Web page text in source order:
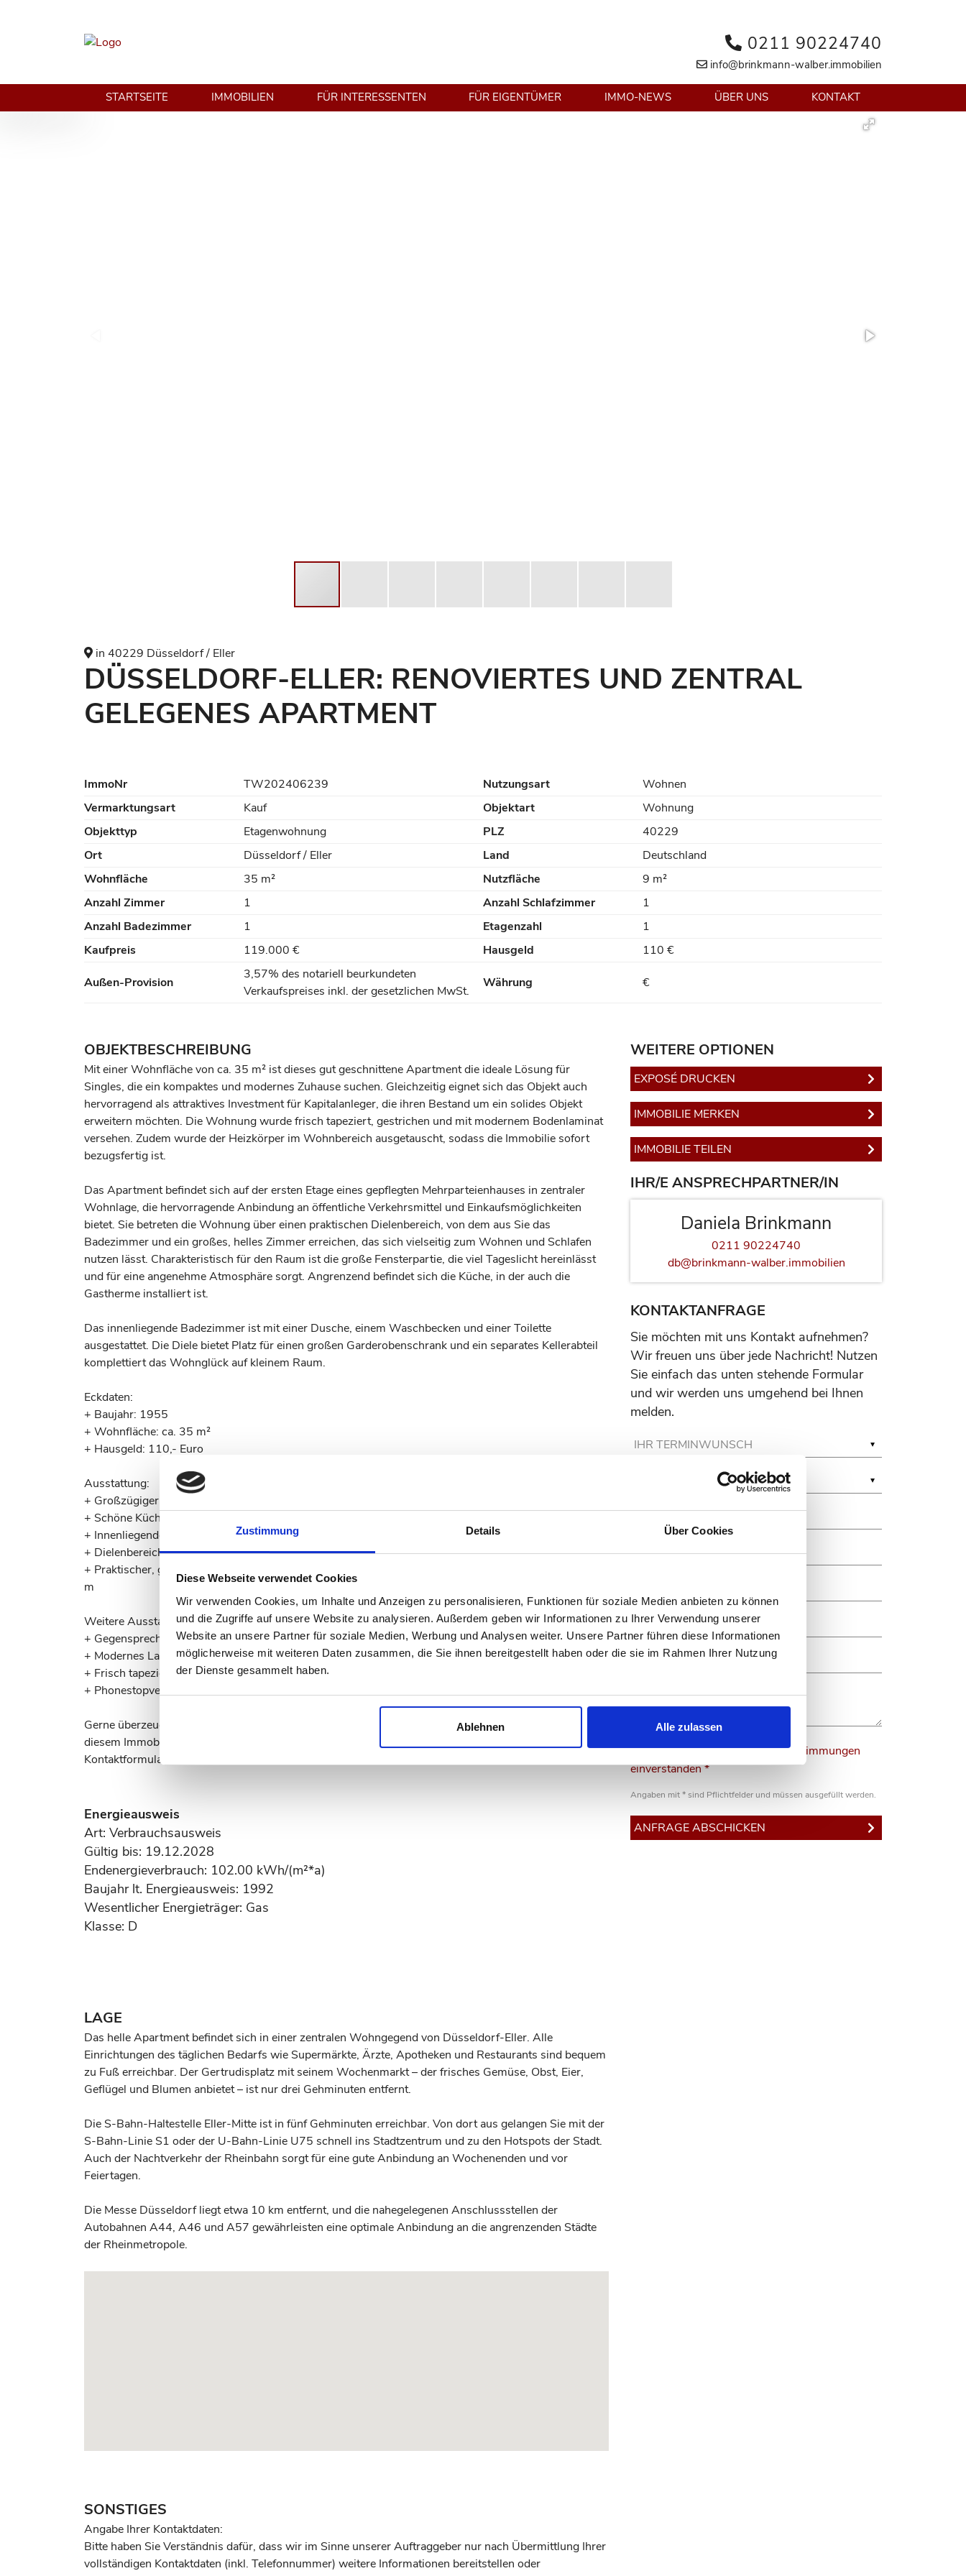
Zustimmung Details Über Cookies
Diese Webseite verwendet Cookies
Wir verwenden Cookies, um Inhalte und Anzeigen zu personalisieren, Funktionen für soziale Medien anbieten zu können
und die Zugriffe auf unsere Website zu analysieren. Außerdem geben wir Informationen zu Ihrer Verwendung unserer
Website an unsere Partner für soziale Medien, Werbung und Analysen weiter. Unsere Partner führen diese Informationen
möglicherweise mit weiteren Daten zusammen, die Sie ihnen bereitgestellt haben oder die sie im Rahmen Ihrer Nutzung
der Dienste gesammelt haben.
Ablehnen Alle zulassen
0211 90224740
info@brinkmann-walber.immobilien
STARTSEITE IMMOBILIEN FÜR INTERESSENTEN FÜR EIGENTÜMER IMMO-NEWS ÜBER UNS KONTAKT
in 40229 Düsseldorf / Eller
DÜSSELDORF-ELLER: RENOVIERTES UND ZENTRAL
GELEGENES APARTMENT
ImmoNr TW202406239 Nutzungsart
Wohnen
Vermarktungsart
Kauf Objektart
Wohnung
Objekttyp
Etagenwohnung PLZ
40229
Ort
Düsseldorf / Eller Land
Deutschland
Wohnfläche
35 m² Nutzfläche
9 m²
Anzahl Zimmer
1 Anzahl Schlafzimmer
1
Anzahl Badezimmer
1 Etagenzahl
1
Kaufpreis
119.000 € Hausgeld 110 €
Außen-Provision
3,57% des notariell beurkundeten
Verkaufspreises inkl. der gesetzlichen MwSt.
Währung €
OBJEKTBESCHREIBUNG
Mit einer Wohnfläche von ca. 35 m² ist dieses gut geschnittene Apartment die ideale Lösung für
Singles, die ein kompaktes und modernes Zuhause suchen. Gleichzeitig eignet sich das Objekt auch
hervorragend als attraktives Investment für Kapitalanleger, die ihren Bestand um ein solides Objekt
erweitern möchten. Die Wohnung wurde frisch tapeziert, gestrichen und mit modernem Bodenlaminat
versehen. Zudem wurde der Heizkörper im Wohnbereich ausgetauscht, sodass die Immobilie sofort
bezugsfertig ist.
Das Apartment befindet sich auf der ersten Etage eines gepflegten Mehrparteienhauses in zentraler
Wohnlage, die hervorragende Anbindung an öffentliche Verkehrsmittel und Einkaufsmöglichkeiten
bietet. Sie betreten die Wohnung über einen praktischen Dielenbereich, von dem aus Sie das
Badezimmer und ein großes, helles Zimmer erreichen, das sich vielseitig zum Wohnen und Schlafen
nutzen lässt. Charakteristisch für den Raum ist die große Fensterpartie, die viel Tageslicht hereinlässt
und für eine angenehme Atmosphäre sorgt. Angrenzend befindet sich die Küche, in der auch die
Gastherme installiert ist.
Das innenliegende Badezimmer ist mit einer Dusche, einem Waschbecken und einer Toilette
ausgestattet. Die Diele bietet Platz für einen großen Garderobenschrank und ein separates Kellerabteil
komplettiert das Wohnglück auf kleinem Raum.
Eckdaten:
+ Baujahr: 1955
+ Wohnfläche: ca. 35 m²
+ Hausgeld: 110,- Euro
Ausstattung:
+ Großzügiger, lichtdurchfluteter Wohn-/Schlafbereich
+ Schöne Küche
+ Innenliegendes Badezimmer mit Dusche, Waschtisch und WC
+ Dielenbereich
+ Praktischer, großzügiger Kelleraum (ca. 9 m² ) mit einer ungewöhnlich hohen Deckenhöhe von ca. 3
m
Weitere Ausstattungsmerkmale:
+ Gegensprechanlage
+ Modernes Laminat
+ Frisch tapezierte und gestrichene Decken und Wände
+ Phonestopverglasung, Schallschutzklasse 4
Gerne überzeugen Sie sich bei einem virtuellen Rundgang unter https://tour.ogulo.com/VR1u von
diesem Immobilienangebot. Für einen Besichtigungstermin setzen Sie sich bitte über das
Kontaktformular mit uns in Verbindung.
Energieausweis
Art: Verbrauchsausweis
Gültig bis: 19.12.2028
Endenergieverbrauch: 102.00 kWh/(m²*a)
Baujahr lt. Energieausweis: 1992
Wesentlicher Energieträger: Gas
Klasse: D
LAGE
Das helle Apartment befindet sich in einer zentralen Wohngegend von Düsseldorf-Eller. Alle
Einrichtungen des täglichen Bedarfs wie Supermärkte, Ärzte, Apotheken und Restaurants sind bequem
zu Fuß erreichbar. Der Gertrudisplatz mit seinem Wochenmarkt – der frisches Gemüse, Obst, Eier,
Geflügel und Blumen anbietet – ist nur drei Gehminuten entfernt.
Die S-Bahn-Haltestelle Eller-Mitte ist in fünf Gehminuten erreichbar. Von dort aus gelangen Sie mit der
S-Bahn-Linie S1 oder der U-Bahn-Linie U75 schnell ins Stadtzentrum und zu den Hotspots der Stadt.
Auch der Nachtverkehr der Rheinbahn sorgt für eine gute Anbindung an Wochenenden und vor
Feiertagen.
Die Messe Düsseldorf liegt etwa 10 km entfernt, und die nahegelegenen Anschlussstellen der
Autobahnen A44, A46 und A57 gewährleisten eine optimale Anbindung an die angrenzenden Städte
der Rheinmetropole.
SONSTIGES
Angabe Ihrer Kontaktdaten:
Bitte haben Sie Verständnis dafür, dass wir im Sinne unserer Auftraggeber nur nach Übermittlung Ihrer
vollständigen Kontaktdaten (inkl. Telefonnummer) weitere Informationen bereitstellen oder
WEITERE OPTIONEN
EXPOSÉ DRUCKEN
IMMOBILIE MERKEN
IMMOBILIE TEILEN
IHR/E ANSPRECHPARTNER/IN
Daniela Brinkmann
0211 90224740‬
db@brinkmann-walber.immobilien
KONTAKTANFRAGE
Sie möchten mit uns Kontakt aufnehmen?
Wir freuen uns über jede Nachricht! Nutzen
Sie einfach das unten stehende Formular
und wir werden uns umgehend bei Ihnen
melden.
Ich bin mit den Datenschutzbestimmungen
einverstanden *
Angaben mit * sind Pflichtfelder und müssen ausgefüllt werden.